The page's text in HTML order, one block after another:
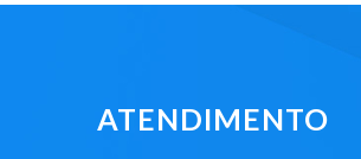
ATENDIMENTO